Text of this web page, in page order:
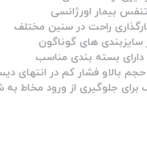
بیمار اورژانسی
راحت در سنین مختلف
سایزبندی های گوناگون
دارای بسته بندی مناسب
بالاو فشار کم در انتهای
برای جلوگیری از ورود مخاط